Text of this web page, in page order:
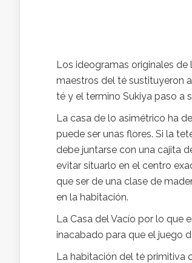
Los ideogramas originales de
maestros del té sustituyeron
té y el termino Sukiya paso a
La casa de lo asimétrico ha
puede ser unas flores. Si la
debe juntarse con una cajita
evitar situarlo en el centro
que ser de una clase de
en la habitación.
La Casa del Vacío por lo que
inacabado para que el juego
La habitación del té primitiva